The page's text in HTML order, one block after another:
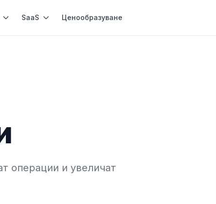
SaaS Ценообразуване
операции и увеличат